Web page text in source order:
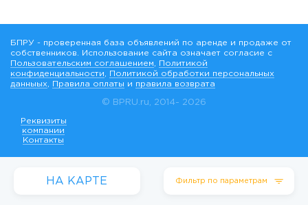
НА КАРТЕ Фильтр по параметрам
Реквизиты
компании
Контакты
© BPRU.ru, 2014- 2026
БПРУ - проверенная база объявлений по аренде и продаже от
собственников. Использование сайта означает согласие с
Пользовательским соглашением
Политикой
конфиденциальности
Политикой обработки персональных
данныых
Правила оплаты и правила возврата